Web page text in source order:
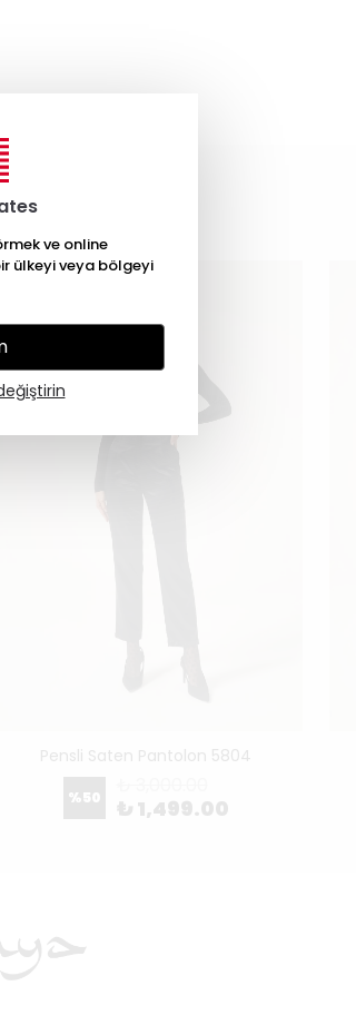
ve online
ülkeyi veya bölgeyi
Pensli Saten Pantolon 5804
%50 ₺ 1,499.00